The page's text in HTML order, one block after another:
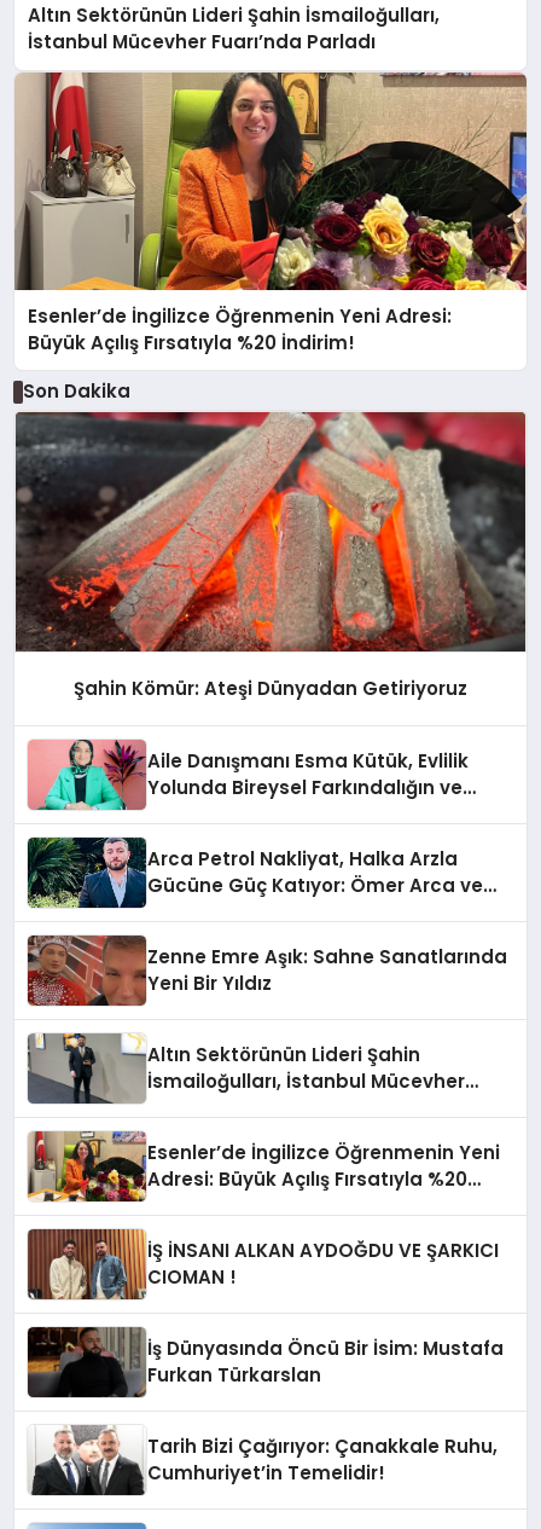
Altın Sektörünün Lideri Şahin İsmailoğulları,
İstanbul Mücevher Fuarı’nda Parladı ￼
Esenler’de İngilizce Öğrenmenin Yeni Adresi:
Büyük Açılış Fırsatıyla %20 İndirim!
Son Dakika
Şahin Kömür: Ateşi Dünyadan Getiriyoruz
Aile Danışmanı Esma Kütük, Evlilik
Yolunda Bireysel Farkındalığın ve
Arca Petrol Nakliyat, Halka Arzla
Gücüne Güç Katıyor: Ömer Arca ve
Zenne Emre Aşık: Sahne Sanatlarında
Yeni Bir Yıldız
Altın Sektörünün Lideri Şahin
İsmailoğulları, İstanbul Mücevher
Esenler’de İngilizce Öğrenmenin Yeni
Adresi: Büyük Açılış Fırsatıyla %20
İŞ İNSANI ALKAN AYDOĞDU VE ŞARKICI
CIOMAN !
İş Dünyasında Öncü Bir İsim: Mustafa
Furkan Türkarslan
Tarih Bizi Çağırıyor: Çanakkale Ruhu,
Cumhuriyet’in Temelidir!